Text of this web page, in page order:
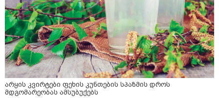
არყის კვირტები ფეხის კუნთების სპაზმის დროს
მდგომარეობას ამსუბუქებს